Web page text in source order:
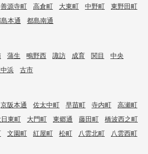
善源寺町 高倉町 大東町 中野町
東野田町
本通 都島南通
蒲生 鴫野西 諏訪 成育 関目
中央
浜 古市
京阪本通 佐太中町 早苗町 寺内町
高瀬町
東町 大門町 東郷通 藤田町
橋波西之町
文園町 紅屋町 松町 八雲北町
八雲西町